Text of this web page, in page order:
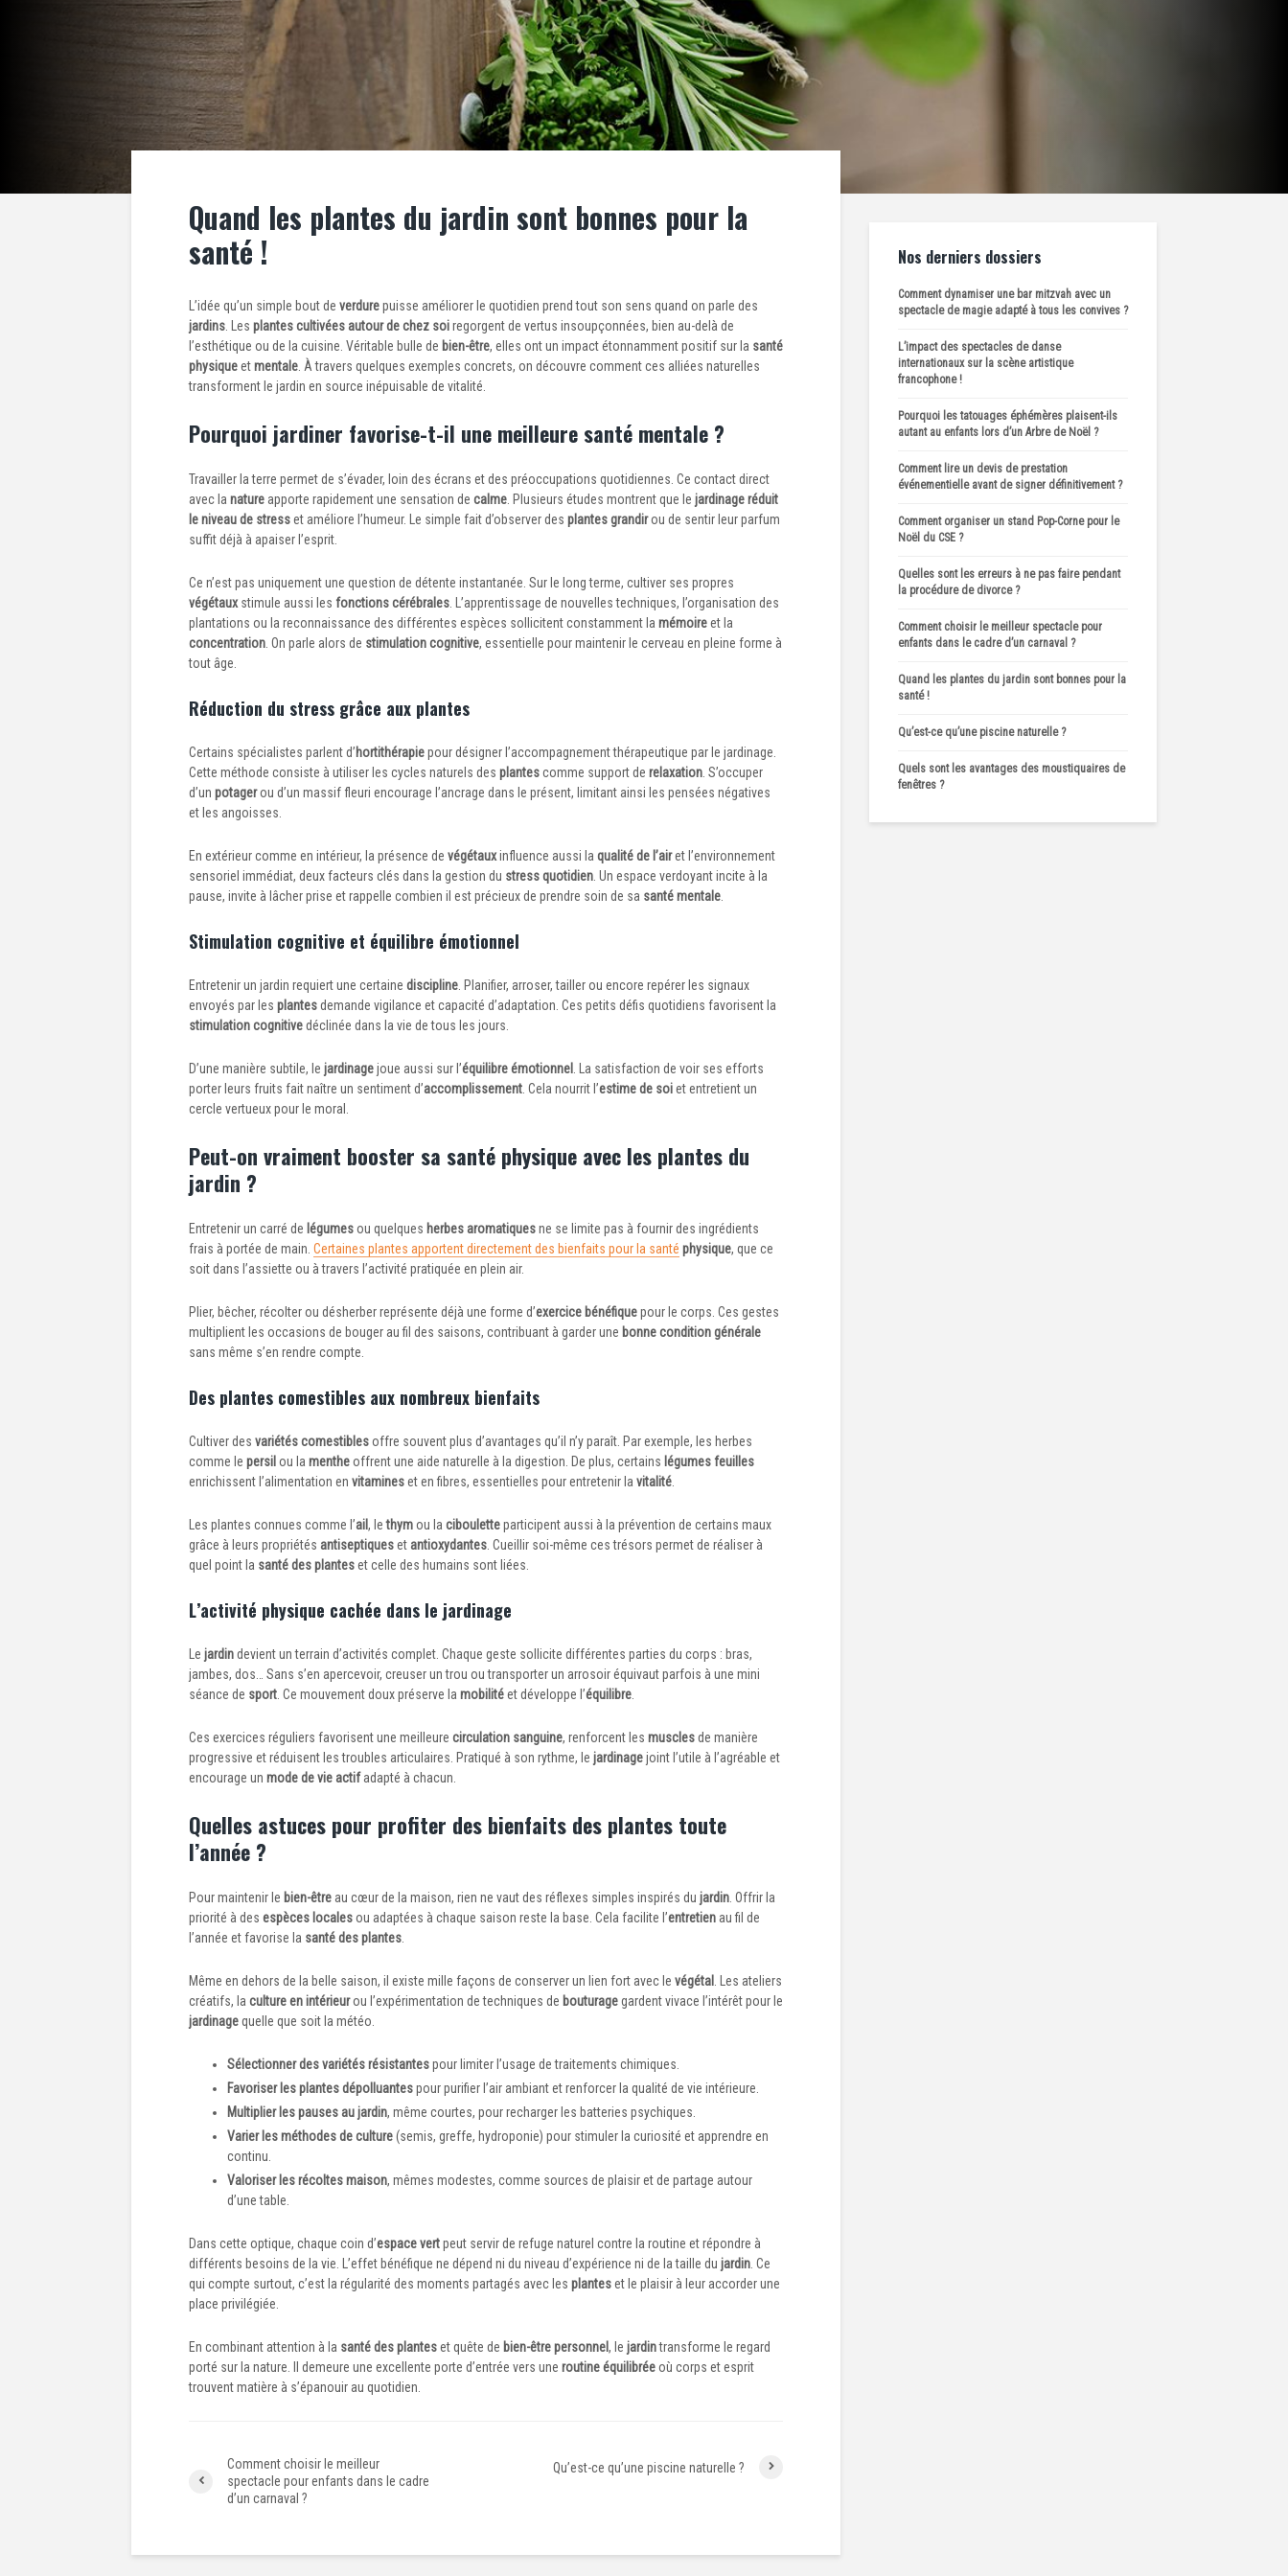
Quand les plantes du jardin sont bonnes pour la
santé !
L’idée qu’un simple bout de verdurepuisse améliorer le quotidien prend tout son sens quand on parle des
jardins . Les plantes cultivées autour de chez soiregorgent de vertus insoupçonnées, bien au-delà de
l’esthétique ou de la cuisine. Véritable bulle de bien-être, elles ont un impact étonnamment positif sur la santé
physiqueetmentale . À travers quelques exemples concrets, on découvre comment ces alliées naturelles
transforment le jardin en source inépuisable de vitalité.
Pourquoi jardiner favorise-t-il une meilleure santé mentale ?
Travailler la terre permet de s’évader, loin des écrans et des préoccupations quotidiennes. Ce contact direct
avec la nature apporte rapidement une sensation de calme . Plusieurs études montrent que le jardinage réduit
le niveau de stresset améliore l’humeur. Le simple fait d’observer des plantes grandirou de sentir leur parfum
suffit déjà à apaiser l’esprit.
Ce n’est pas uniquement une question de détente instantanée. Sur le long terme, cultiver ses propres
végétauxstimule aussi les fonctions cérébrales . L’apprentissage de nouvelles techniques, l’organisation des
plantations ou la reconnaissance des différentes espèces sollicitent constamment la mémoireet la
concentration . On parle alors de stimulation cognitive, essentielle pour maintenir le cerveau en pleine forme à
tout âge.
Réduction du stress grâce aux plantes
Certains spécialistes parlent d’hortithérapiepour désigner l’accompagnement thérapeutique par le jardinage.
Cette méthode consiste à utiliser les cycles naturels des plantescomme support de relaxation . S’occuper
d’un potagerou d’un massif fleuri encourage l’ancrage dans le présent, limitant ainsi les pensées négatives
et les angoisses.
En extérieur comme en intérieur, la présence de végétauxinfluence aussi la qualité de l’airet l’environnement
sensoriel immédiat, deux facteurs clés dans la gestion du stress quotidien . Un espace verdoyant incite à la
pause, invite à lâcher prise et rappelle combien il est précieux de prendre soin de sa santé mentale
Stimulation cognitive et équilibre émotionnel
Entretenir un jardin requiert une certaine discipline . Planifier, arroser, tailler ou encore repérer les signaux
envoyés par les plantesdemande vigilance et capacité d’adaptation. Ces petits défis quotidiens favorisent la
stimulation cognitivedéclinée dans la vie de tous les jours.
D’une manière subtile, le jardinagejoue aussi sur l’équilibre émotionnel
. La satisfaction de voir ses efforts
porter leurs fruits fait naître un sentiment d’accomplissement . Cela nourrit l’estime de soiet entretient un
cercle vertueux pour le moral.
Peut-on vraiment booster sa santé physique avec les plantes du
jardin ?
Entretenir un carré de légumesou quelques herbes aromatiquesne se limite pas à fournir des ingrédients
frais à portée de main. Certaines plantes apportent directement des bienfaits pour la santé physique, que ce
soit dans l’assiette ou à travers l’activité pratiquée en plein air.
Plier, bêcher, récolter ou désherber représente déjà une forme d’exercice bénéfiquepour le corps. Ces gestes
multiplient les occasions de bouger au fil des saisons, contribuant à garder une bonne condition générale
sans même s’en rendre compte.
Des plantes comestibles aux nombreux bienfaits
Cultiver des variétés comestiblesoffre souvent plus d’avantages qu’il n’y paraît. Par exemple, les herbes
comme le persil ou la mentheoffrent une aide naturelle à la digestion. De plus, certains légumes feuilles
enrichissent l’alimentation en vitamineset en fibres, essentielles pour entretenir la vitalité
Les plantes connues comme l’ail, lethymou la cibouletteparticipent aussi à la prévention de certains maux
grâce à leurs propriétés antiseptiquesetantioxydantes . Cueillir soi-même ces trésors permet de réaliser à
quel point la santé des planteset celle des humains sont liées.
L’activité physique cachée dans le jardinage
Le jardindevient un terrain d’activités complet. Chaque geste sollicite différentes parties du corps : bras,
jambes, dos… Sans s’en apercevoir, creuser un trou ou transporter un arrosoir équivaut parfois à une mini
séance de sport . Ce mouvement doux préserve la mobilitéet développe l’équilibre
Ces exercices réguliers favorisent une meilleure circulation sanguine, renforcent les musclesde manière
progressive et réduisent les troubles articulaires. Pratiqué à son rythme, le jardinagejoint l’utile à l’agréable et
encourage un mode de vie actifadapté à chacun.
Quelles astuces pour profiter des bienfaits des plantes toute
l’année ?
Pour maintenir le bien-être au cœur de la maison, rien ne vaut des réflexes simples inspirés du jardin . Offrir la
priorité à des espèces localesou adaptées à chaque saison reste la base. Cela facilite l’entretien au fil de
l’année et favorise la santé des plantes
Même en dehors de la belle saison, il existe mille façons de conserver un lien fort avec le végétal
. Les ateliers
créatifs, la culture en intérieurou l’expérimentation de techniques de bouturagegardent vivace l’intérêt pour le
jardinagequelle que soit la météo.
Sélectionner des variétés résistantespour limiter l’usage de traitements chimiques.
Favoriser les plantes dépolluantespour purifier l’air ambiant et renforcer la qualité de vie intérieure.
Multiplier les pauses au jardin, même courtes, pour recharger les batteries psychiques.
Varier les méthodes de culture(semis, greffe, hydroponie) pour stimuler la curiosité et apprendre en
continu.
Valoriser les récoltes maison, mêmes modestes, comme sources de plaisir et de partage autour
d’une table.
Dans cette optique, chaque coin d’espace vertpeut servir de refuge naturel contre la routine et répondre à
différents besoins de la vie. L’effet bénéfique ne dépend ni du niveau d’expérience ni de la taille du jardin . Ce
qui compte surtout, c’est la régularité des moments partagés avec les planteset le plaisir à leur accorder une
place privilégiée.
En combinant attention à la santé des planteset quête de bien-être personnel, le jardintransforme le regard
porté sur la nature. Il demeure une excellente porte d’entrée vers une routine équilibréeoù corps et esprit
trouvent matière à s’épanouir au quotidien.
Comment choisir le meilleur
spectacle pour enfants dans le cadre
d’un carnaval ?
Qu’est-ce qu’une piscine naturelle ?
Nos derniers dossiers
Comment dynamiser une bar mitzvah avec un
spectacle de magie adapté à tous les convives ?
L’impact des spectacles de danse
internationaux sur la scène artistique
francophone !
Pourquoi les tatouages éphémères plaisent-ils
autant au enfants lors d’un Arbre de Noël ?
Comment lire un devis de prestation
événementielle avant de signer définitivement ?
Comment organiser un stand Pop-Corne pour le
Noël du CSE ?
Quelles sont les erreurs à ne pas faire pendant
la procédure de divorce ?
Comment choisir le meilleur spectacle pour
enfants dans le cadre d’un carnaval ?
Quand les plantes du jardin sont bonnes pour la
santé !
Qu’est-ce qu’une piscine naturelle ?
Quels sont les avantages des moustiquaires de
fenêtres ?